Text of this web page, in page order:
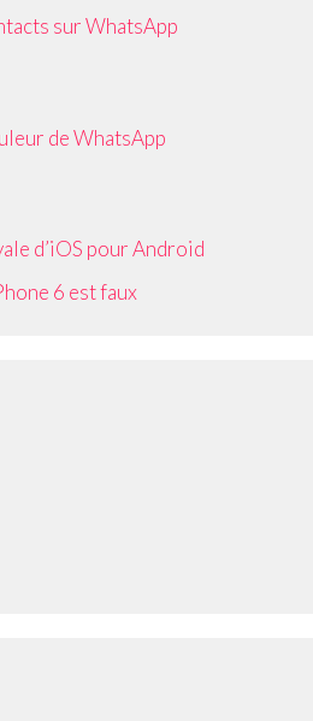
sur WhatsApp
de WhatsApp
d’iOS pour Android
6 est faux